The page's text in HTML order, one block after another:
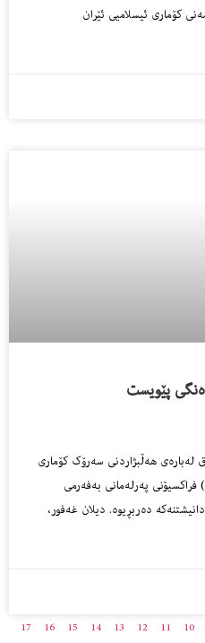
47 ساڵەی تەمەنی کۆماری ئیسلامیی ئێران
پێویست
لەبارەی هەڵبژاردنی سەرۆک کۆماری
فراكسیۆنی پەرلەمانی بەفەرمی
دەربڕیوە. دیلان غەفور،
10
11
12
13
14
15
16
17